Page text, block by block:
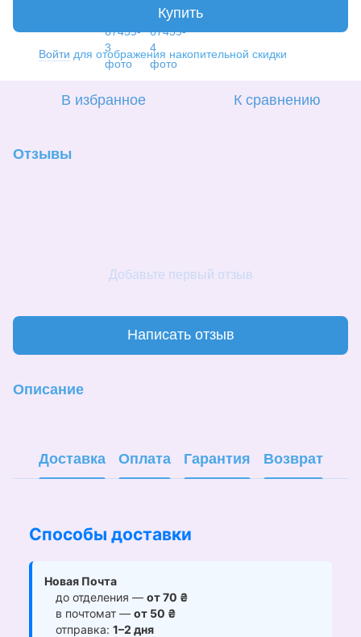
Купить
Войти для отображения накопительной скидки
В избранное К сравнению
Отзывы
Добавьте первый отзыв
Написать отзыв
Описание
Доставка Оплата Гарантия Возврат
Способы доставки
Новая Почта
до отделения — от 70 ₴
в почтомат — от 50 ₴
отправка: 1–2 дня